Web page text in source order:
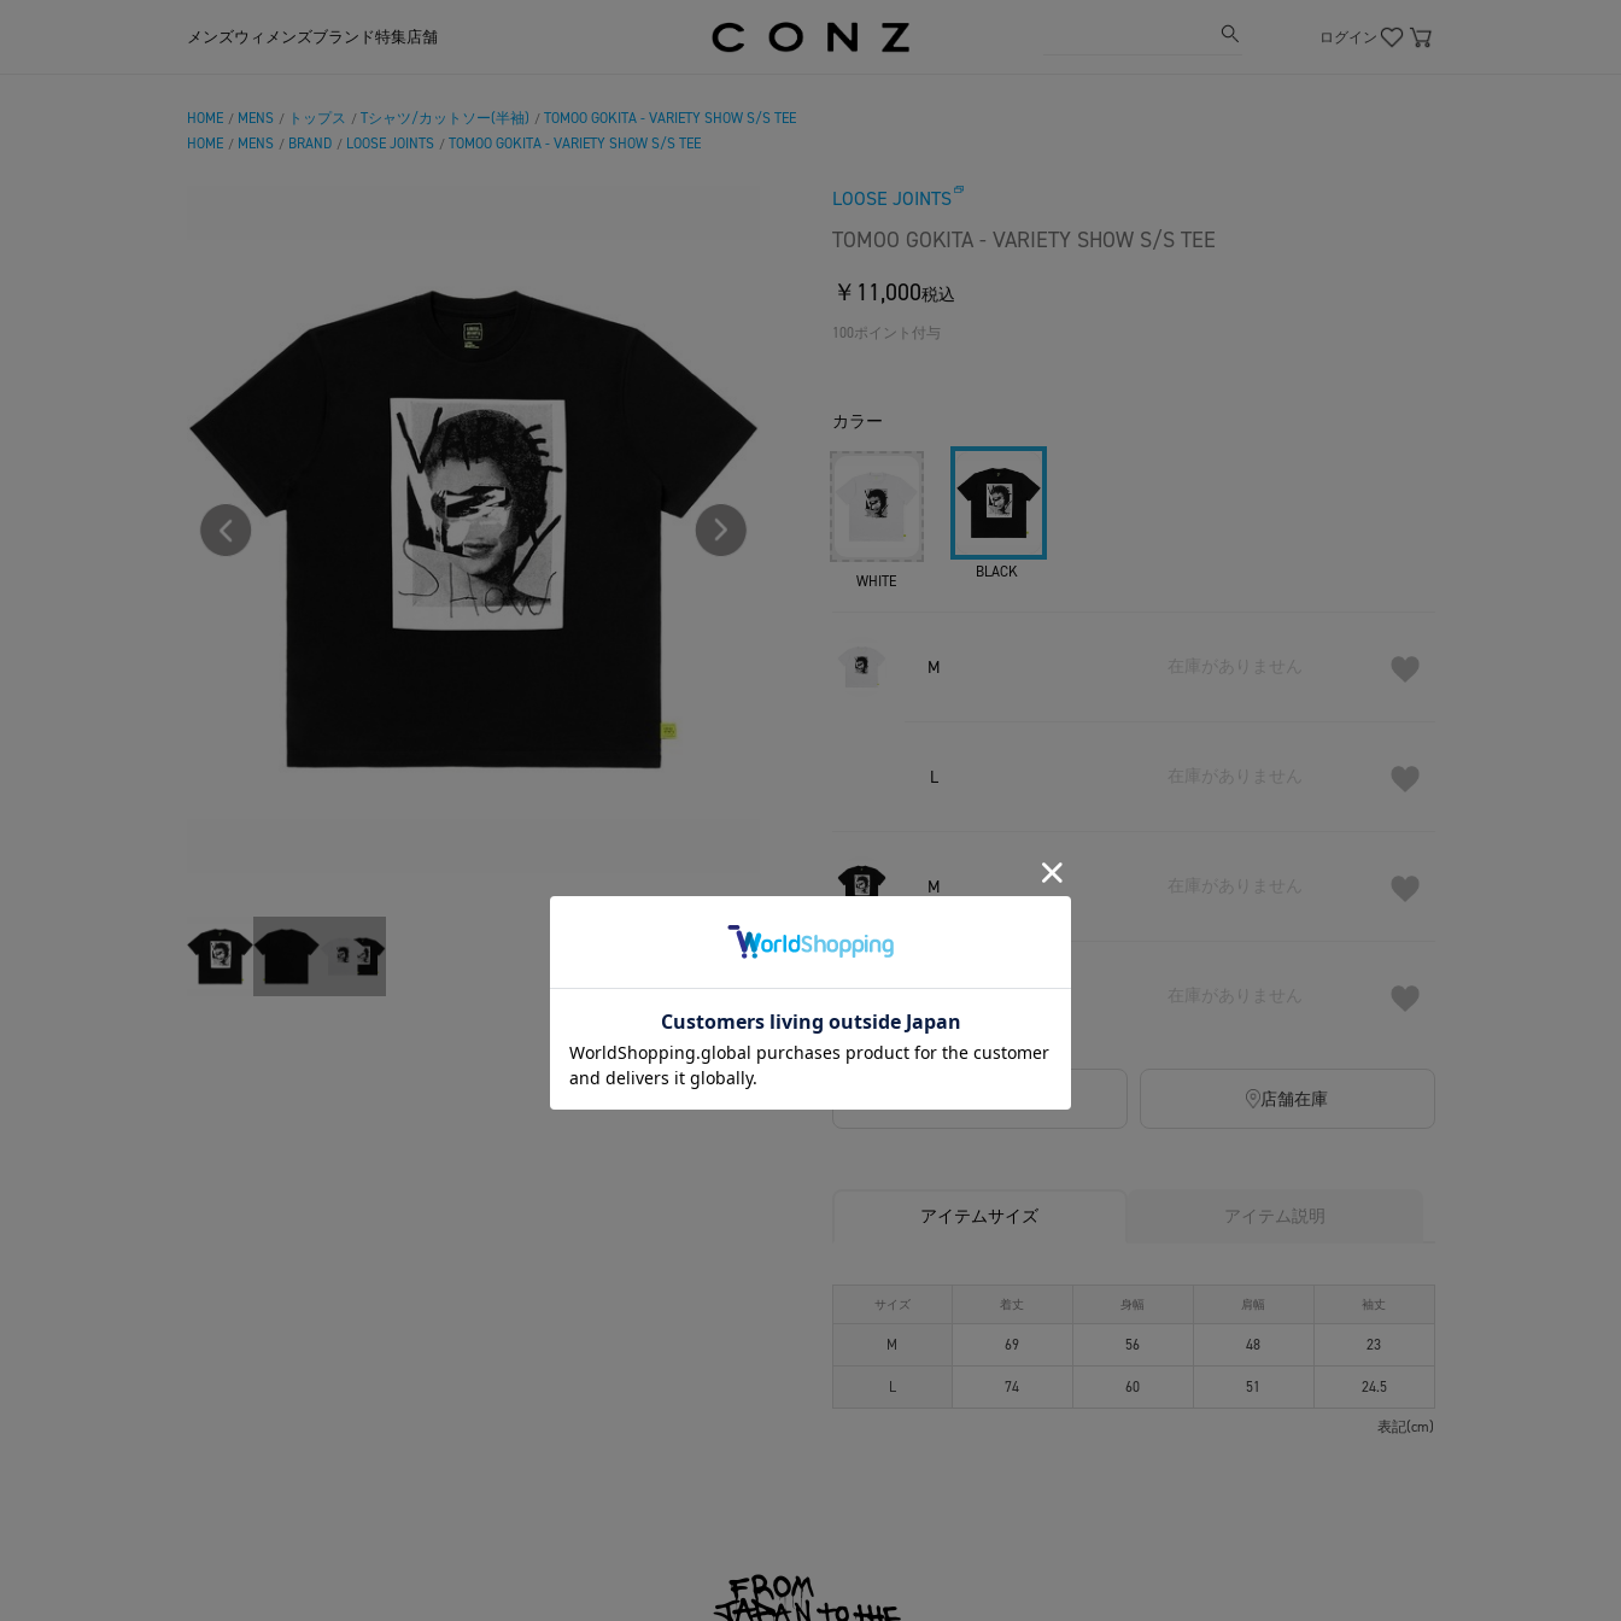
メンズウィメンズブランド特集店舗 ログイン
HOME / MENS / トップス / Tシャツ/カットソー(半袖) / TOMOO GOKITA - VARIETY SHOW S/S TEE
HOME / MENS / BRAND / LOOSE JOINTS / TOMOO GOKITA - VARIETY SHOW S/S TEE
LOOSE JOINTS
TOMOO GOKITA - VARIETY SHOW S/S TEE
￥11,000税込
100ポイント付与
カラー
WHITE BLACK
M
L
M
L
店舗在庫
アイテムサイズ アイテム説明
サイズ 着丈 身幅 肩幅 袖丈
M 69 56 48 23
L 74 60 51 24.5
表記(cm)